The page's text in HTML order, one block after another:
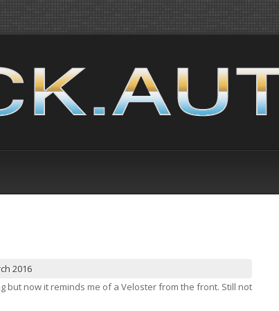
2016
but now it reminds me of a Veloster from the front. Still not